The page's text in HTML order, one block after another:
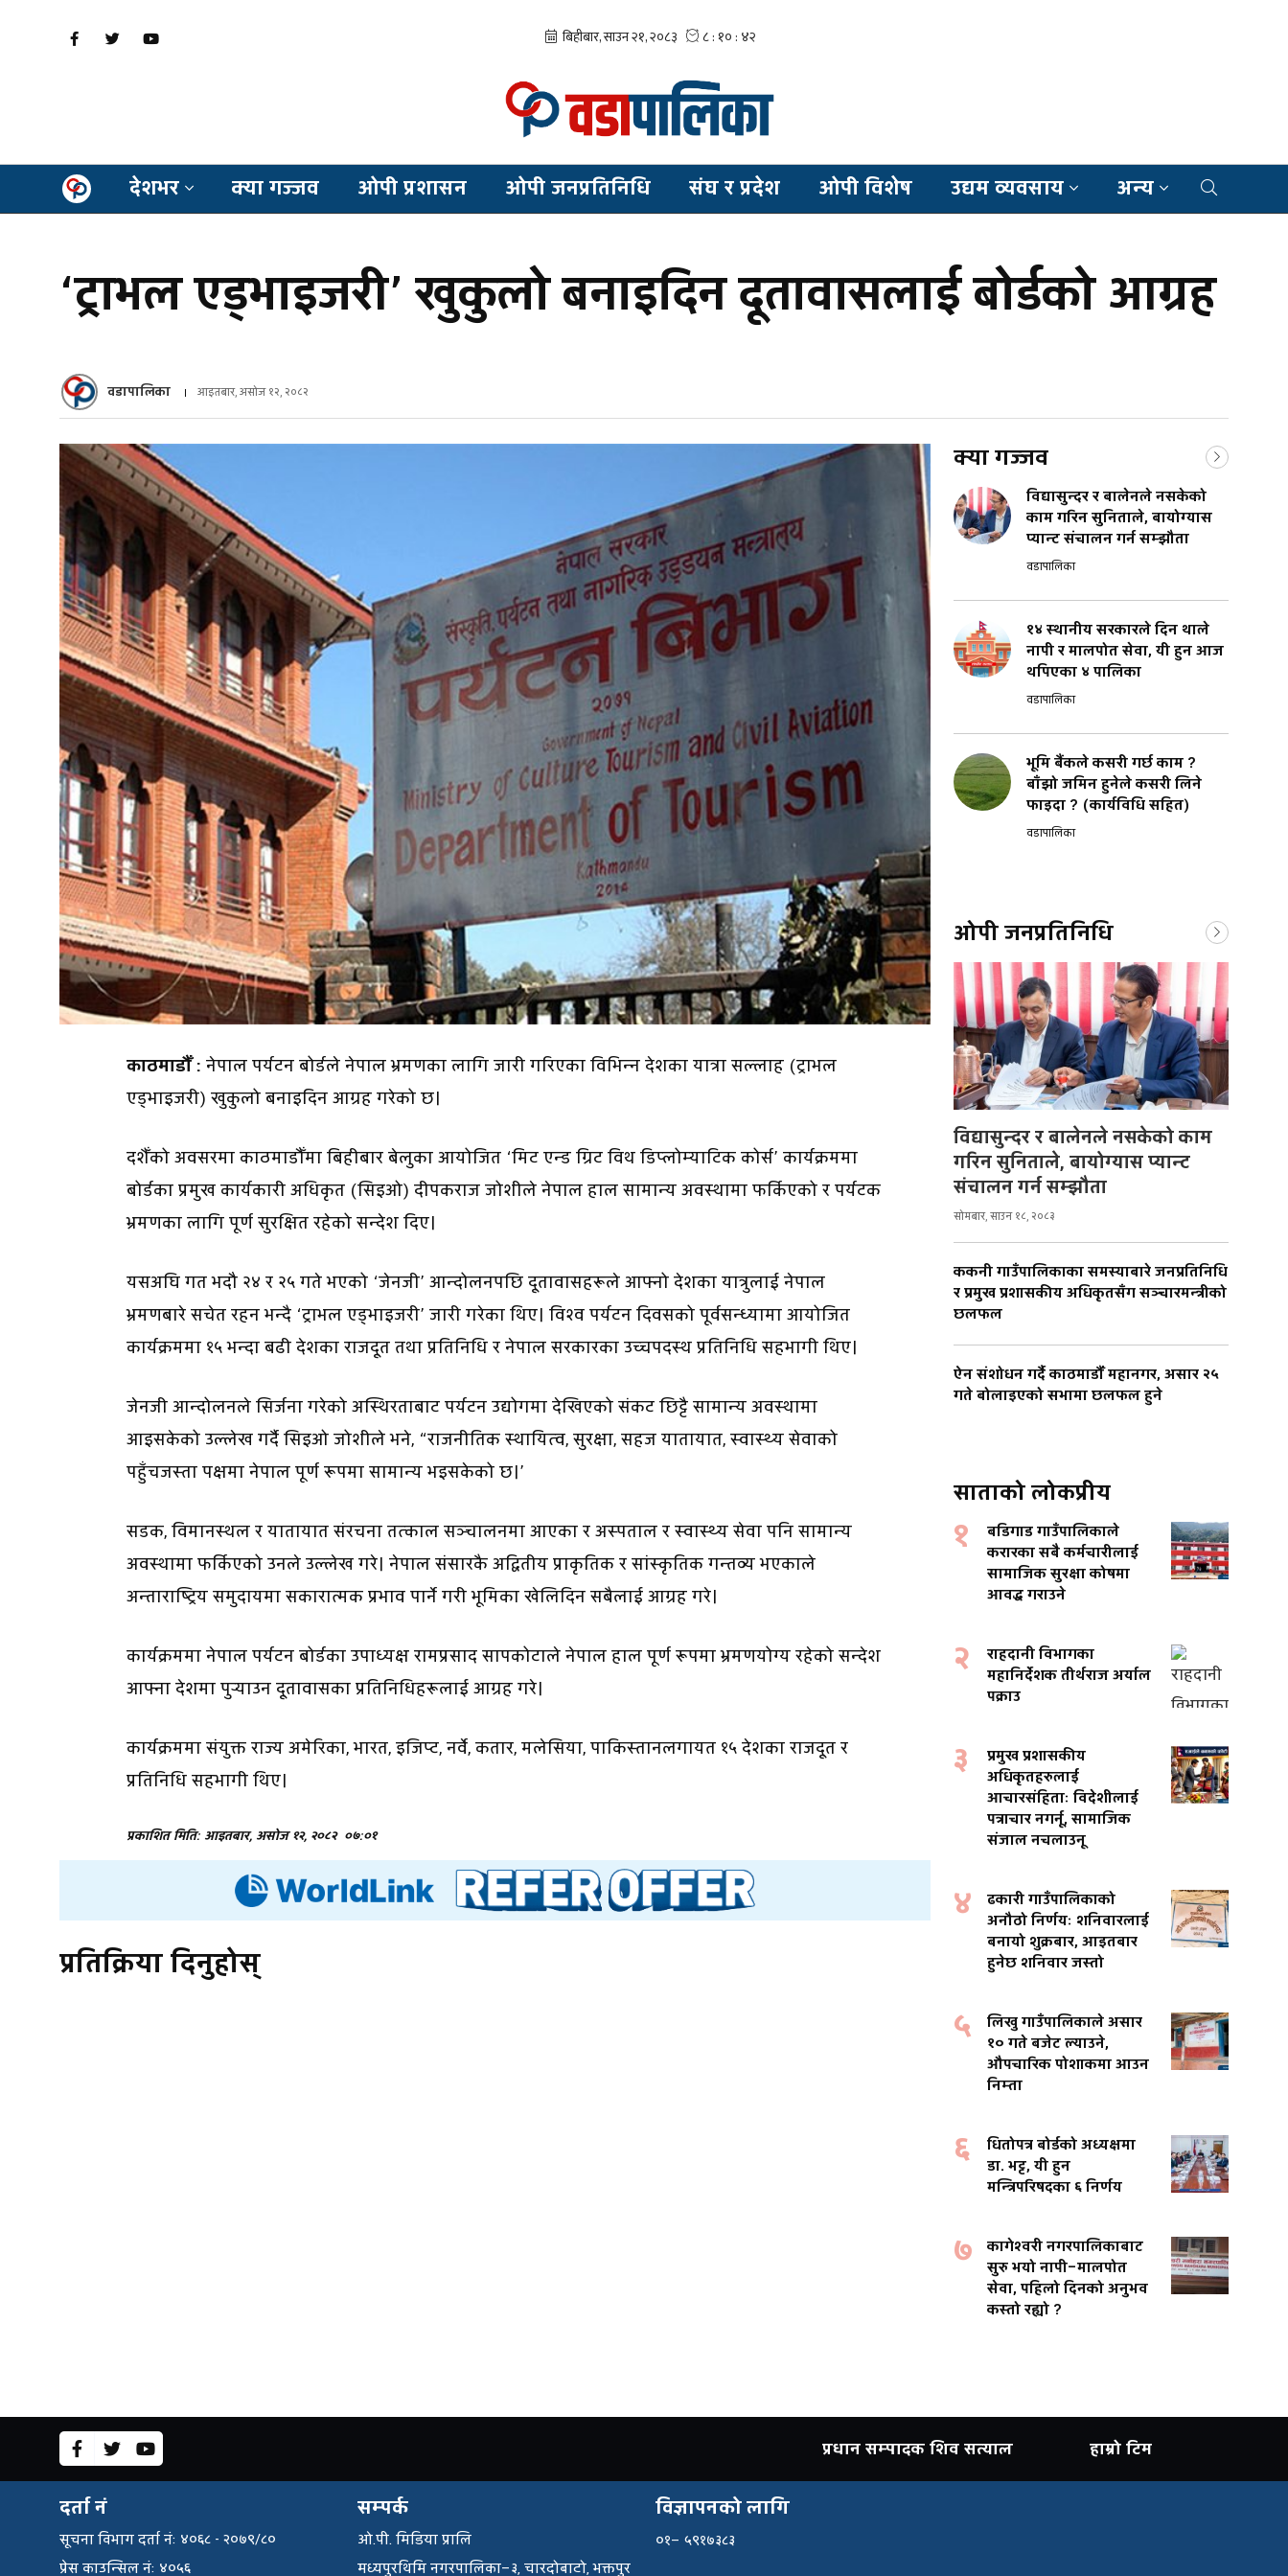
देशभर क्या गज्जव ओपी प्रशासन ओपी जनप्रतिनिधि संघ र प्रदेश ओपी विशेष उद्यम व्यवसाय अन्य
‘ट्राभल एड्भाइजरी’ खुकुलो बनाइदिन दूतावासलाई बोर्डको आग्रह
वडापालिका आइतबार, असोज १२, २०८२
काठमाडौँ : नेपाल पर्यटन बोर्डले नेपाल भ्रमणका लागि जारी गरिएका विभिन्न देशका यात्रा सल्लाह (ट्राभल
एड्भाइजरी) खुकुलो बनाइदिन आग्रह गरेको छ।
दशैँको अवसरमा काठमाडौँमा बिहीबार बेलुका आयोजित ‘मिट एन्ड ग्रिट विथ डिप्लोम्याटिक कोर्स’ कार्यक्रममा
बोर्डका प्रमुख कार्यकारी अधिकृत (सिइओ) दीपकराज जोशीले नेपाल हाल सामान्य अवस्थामा फर्किएको र पर्यटक
भ्रमणका लागि पूर्ण सुरक्षित रहेको सन्देश दिए।
यसअघि गत भदौ २४ र २५ गते भएको ‘जेनजी’ आन्दोलनपछि दूतावासहरूले आफ्नो देशका यात्रुलाई नेपाल
भ्रमणबारे सचेत रहन भन्दै ‘ट्राभल एड्भाइजरी’ जारी गरेका थिए। विश्व पर्यटन दिवसको पूर्वसन्ध्यामा आयोजित
कार्यक्रममा १५ भन्दा बढी देशका राजदूत तथा प्रतिनिधि र नेपाल सरकारका उच्चपदस्थ प्रतिनिधि सहभागी थिए।
जेनजी आन्दोलनले सिर्जना गरेको अस्थिरताबाट पर्यटन उद्योगमा देखिएको संकट छिट्टै सामान्य अवस्थामा
आइसकेको उल्लेख गर्दै सिइओ जोशीले भने, “राजनीतिक स्थायित्व, सुरक्षा, सहज यातायात, स्वास्थ्य सेवाको
पहुँचजस्ता पक्षमा नेपाल पूर्ण रूपमा सामान्य भइसकेको छ।’
सडक, विमानस्थल र यातायात संरचना तत्काल सञ्चालनमा आएका र अस्पताल र स्वास्थ्य सेवा पनि सामान्य
अवस्थामा फर्किएको उनले उल्लेख गरे। नेपाल संसारकै अद्वितीय प्राकृतिक र सांस्कृतिक गन्तव्य भएकाले
अन्ताराष्ट्रिय समुदायमा सकारात्मक प्रभाव पार्ने गरी भूमिका खेलिदिन सबैलाई आग्रह गरे।
कार्यक्रममा नेपाल पर्यटन बोर्डका उपाध्यक्ष रामप्रसाद सापकोटाले नेपाल हाल पूर्ण रूपमा भ्रमणयोग्य रहेको सन्देश
आफ्ना देशमा पुर्‍याउन दूतावासका प्रतिनिधिहरूलाई आग्रह गरे।
कार्यक्रममा संयुक्त राज्य अमेरिका, भारत, इजिप्ट, नर्वे, कतार, मलेसिया, पाकिस्तानलगायत १५ देशका राजदूत र
प्रतिनिधि सहभागी थिए।
प्रकाशित मिति: आइतबार, असोज १२, २०८२ ०७:०१
प्रतिक्रिया दिनुहोस्
क्या गज्जव
विद्यासुन्दर र बालेनले नसकेको
काम गरिन सुनिताले, बायोग्यास
प्यान्ट संचालन गर्न सम्झौता
वडापालिका
१४ स्थानीय सरकारले दिन थाले
नापी र मालपोत सेवा, यी हुन आज
थपिएका ४ पालिका
वडापालिका
भूमि बैंकले कसरी गर्छ काम ?
बाँझो जमिन हुनेले कसरी लिने
फाइदा ? (कार्यविधि सहित)
वडापालिका
ओपी जनप्रतिनिधि
विद्यासुन्दर र बालेनले नसकेको काम
गरिन सुनिताले, बायोग्यास प्यान्ट
संचालन गर्न सम्झौता
सोमबार, साउन १८, २०८३
ककनी गाउँपालिकाका समस्याबारे जनप्रतिनिधि
र प्रमुख प्रशासकीय अधिकृतसँग सञ्चारमन्त्रीको
छलफल
ऐन संशोधन गर्दै काठमाडौँ महानगर, असार २५
गते बोलाइएको सभामा छलफल हुने
साताको लोकप्रीय
१
बडिगाड गाउँपालिकाले
करारका सबै कर्मचारीलाई
सामाजिक सुरक्षा कोषमा
आवद्ध गराउने
२
राहदानी विभागका
महानिर्देशक तीर्थराज अर्याल
पक्राउ
३
प्रमुख प्रशासकीय
अधिकृतहरुलाई
आचारसंहिताः विदेशीलाई
पत्राचार नगर्नू, सामाजिक
संजाल नचलाउनू
४
ढकारी गाउँपालिकाको
अनौठो निर्णयः शनिवारलाई
बनायो शुक्रबार, आइतबार
हुनेछ शनिवार जस्तो
५
लिखु गाउँपालिकाले असार
१० गते बजेट ल्याउने,
औपचारिक पोशाकमा आउन
निम्ता
६
धितोपत्र बोर्डको अध्यक्षमा
डा. भट्ट, यी हुन
मन्त्रिपरिषदका ६ निर्णय
७
कागेश्वरी नगरपालिकाबाट
सुरु भयो नापी–मालपोत
सेवा, पहिलो दिनको अनुभव
कस्तो रह्यो ?
प्रधान सम्पादक शिव सत्याल हाम्रो टिम
दर्ता नं
सूचना विभाग दर्ता नंः ४०६८ - २०७९/८०
प्रेस काउन्सिल नंः ४०५६
सम्पर्क
ओ.पी. मिडिया प्रालि
मध्यपुरथिमि नगरपालिका–३, चारदोबाटो, भक्तपुर
विज्ञापनको लागि
०१– ५९१७३८३